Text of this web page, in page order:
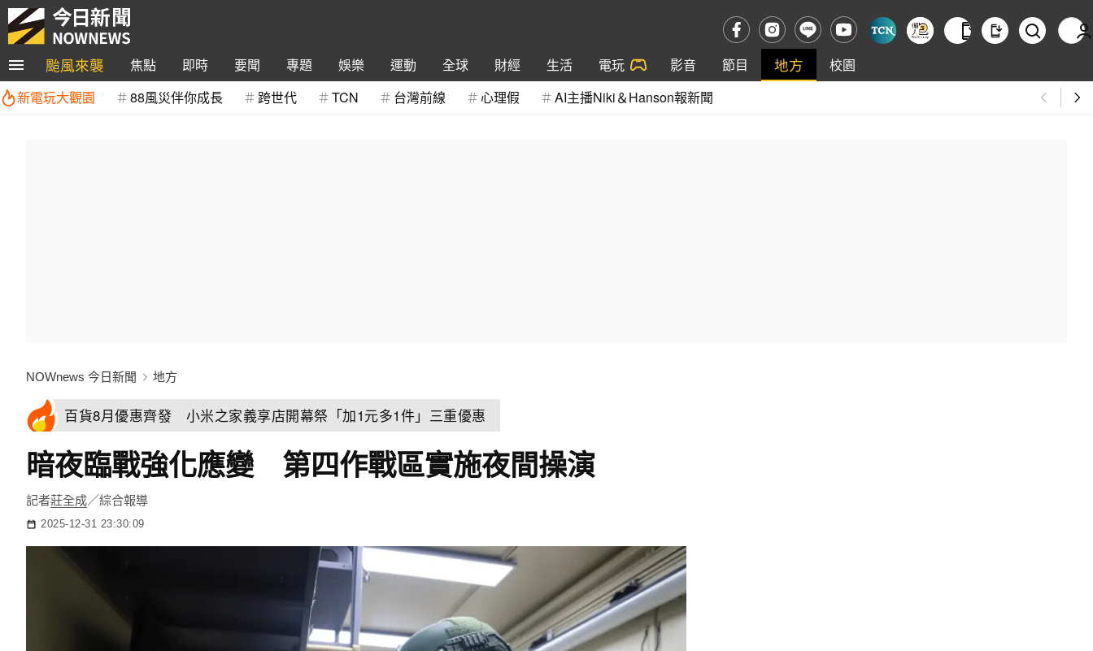
颱風來襲 焦點 即時 要聞 專題 娛樂 運動 全球 財經 生活 電玩 影音 節目 地方
校園
新電玩大觀園
88風災伴你成長 跨世代 TCN 台灣前線 心理假 AI主播Niki＆Hanson報新聞
NOWnews 今日新聞 地方
百貨8月優惠齊發 小米之家義享店開幕祭「加1元多1件」三重優惠
暗夜臨戰強化應變 第四作戰區實施夜間操演
記者莊全成／綜合報導
2025-12-31 23:30:09